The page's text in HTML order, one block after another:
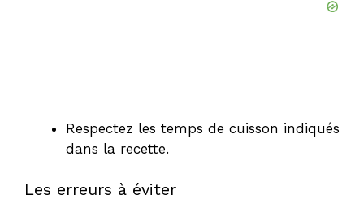
Respectez les temps de cuisson indiqués
dans la recette.
Les erreurs à éviter